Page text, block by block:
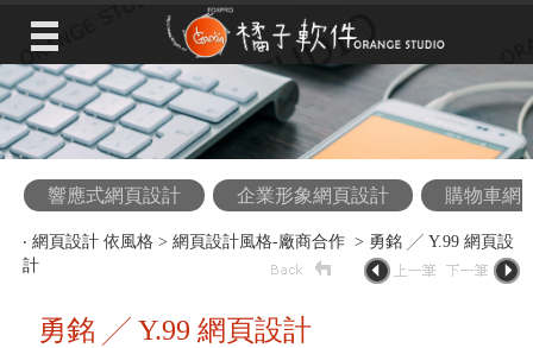
響應式網頁設計 企業形象網頁設計 購物車網
‧ 網頁設計 依風格> 網頁設計風格-廠商合作 > 勇銘 ╱ Y.99 網頁設
計
勇銘 ╱ Y.99 網頁設計